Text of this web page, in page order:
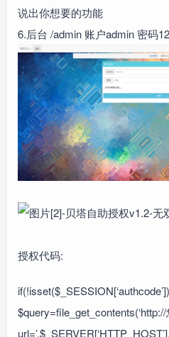
说出你想要的功能
6.后台 /admin 账户admin 密码
授权代码: